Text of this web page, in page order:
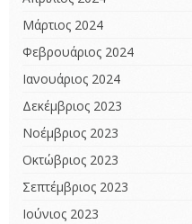
Μάρτιος 2024
Φεβρουάριος 2024
Ιανουάριος 2024
Δεκέμβριος 2023
Νοέμβριος 2023
Οκτώβριος 2023
Σεπτέμβριος 2023
Ιούνιος 2023